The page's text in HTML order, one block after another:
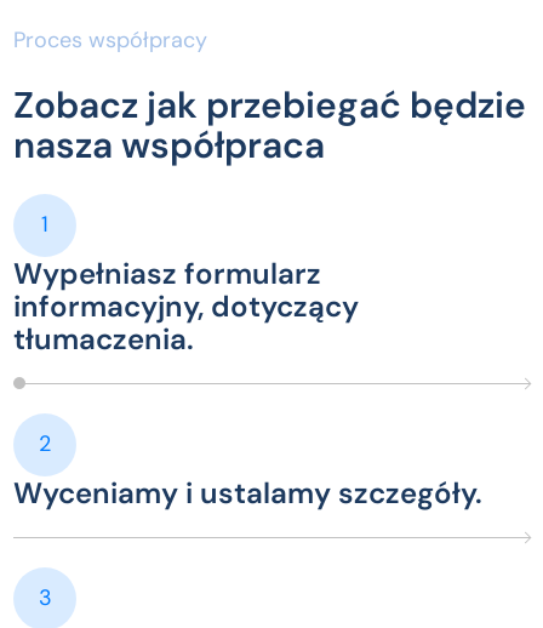
Proces współpracy
Zobacz jak przebiegać będzie
nasza współpraca
1
Wypełniasz formularz
informacyjny, dotyczący
tłumaczenia.
2
Wyceniamy i ustalamy szczegóły.
3